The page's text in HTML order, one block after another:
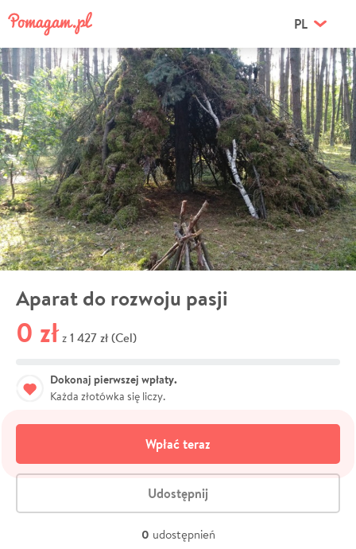
PL
Aparat do rozwoju pasji
0 zł z 1 427 zł (Cel)
Dokonaj pierwszej wpłaty.
Każda złotówka się liczy.
Wpłać teraz
Udostępnij
0 udostępnień